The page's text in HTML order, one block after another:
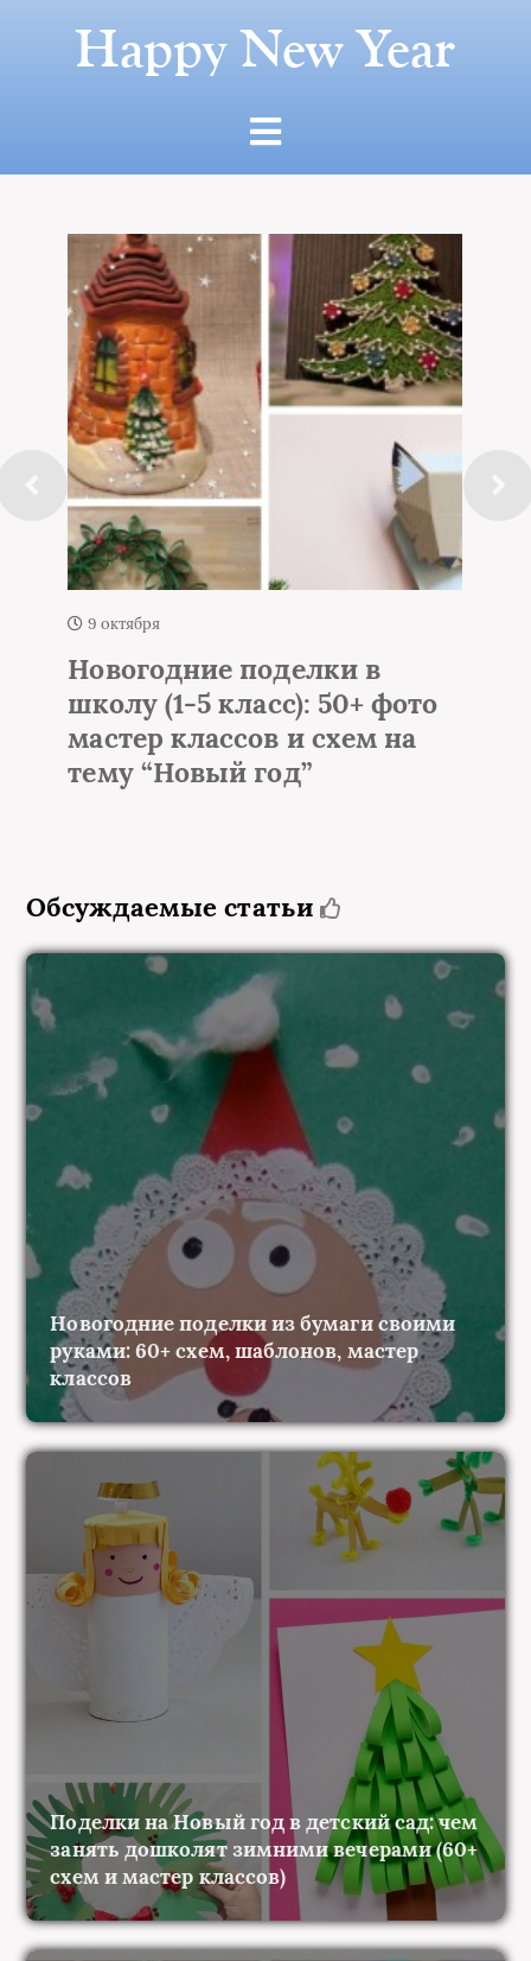
Happy New Year
1 октября
Елка из мишуры и
гирлянды на стене – 50+
идей настенной елки
Новогодние поделки из бумаги своими
руками: 60+ схем, шаблонов, мастер
классов
Поделки на Новый год в детский сад: чем
занять дошколят зимними вечерами (60+
схем и мастер классов)